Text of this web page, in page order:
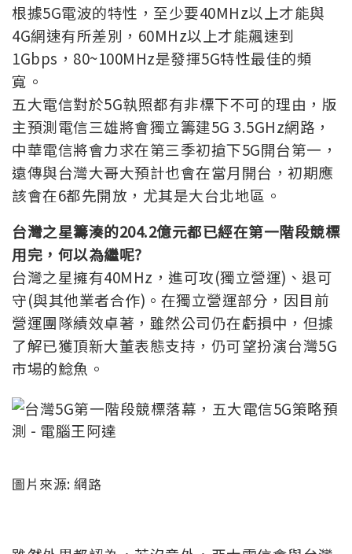
根據5G電波的特性，至少要40MHz以上才能與
4G網速有所差別，60MHz以上才能飆速到
1Gbps，80~100MHz是發揮5G特性最佳的頻
寬。
五大電信對於5G執照都有非標下不可的理由，版
主預測電信三雄將會獨立籌建5G 3.5GHz網路，
中華電信將會力求在第三季初搶下5G開台第一，
遠傳與台灣大哥大預計也會在當月開台，初期應
該會在6都先開放，尤其是大台北地區。
台灣之星籌湊的204.2億元都已經在第一階段競標
用完，何以為繼呢?
台灣之星擁有40MHz，進可攻(獨立營運)、退可
守(與其他業者合作)。在獨立營運部分，因目前
營運團隊績效卓著，雖然公司仍在虧損中，但據
了解已獲頂新大董表態支持，仍可望扮演台灣5G
市場的鯰魚。
圖片來源: 網路